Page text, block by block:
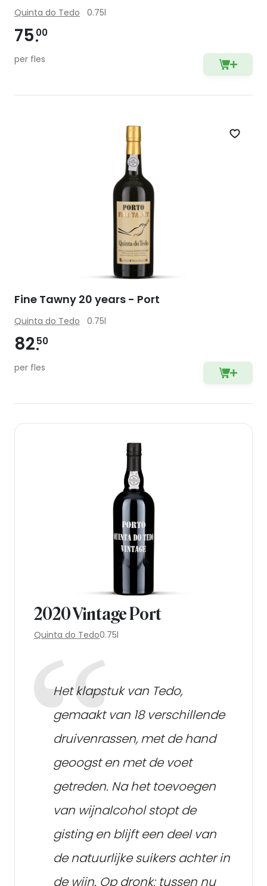
2020 Vintage Port
Quinta do Tedo0.75l
Het klapstuk van Tedo,
gemaakt van 18 verschillende
druivenrassen, met de hand
geoogst en met de voet
getreden. Na het toevoegen
van wijnalcohol stopt de
gisting en blijft een deel van
de natuurlijke suikers achter in
de wijn. Op dronk: tussen nu
Quinta do Tedo 0.75l
75 00
per fles
Zet
Fine Tawny 20 years - Port
Quinta do Tedo 0.75l
8250
per fles